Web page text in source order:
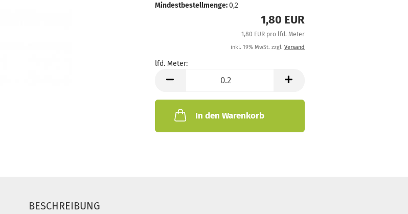
Mindestbestellmenge:0,2
1,80 EUR
1,80 EUR pro lfd. Meter
inkl. 19% MwSt. zzgl. Versand
lfd. Meter:
In den Warenkorb
BESCHREIBUNG